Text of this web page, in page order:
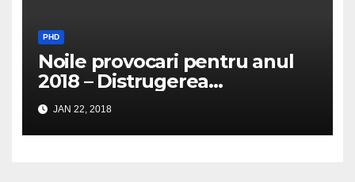
PHD
Noile provocari pentru anul
2018 – Distrugerea
structurilor EUro-Atlanti…
JAN 22, 2018